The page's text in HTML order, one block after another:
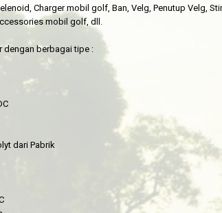
Charger mobil golf, Ban, Velg, Penutup Velg,
mobil golf, dll.
dengan berbagai tipe :
dari Pabrik